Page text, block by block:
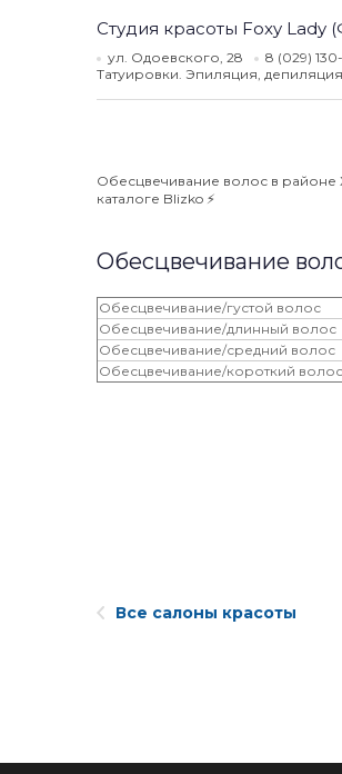
Студия красоты Foxy Lady
ул. Одоевского, 28 8 (029)
Татуировки. Эпиляция,
Обесцвечивание волос в районе
каталоге Blizko ⚡️
Обесцвечивание
Обесцвечивание/густой волос
Обесцвечивание/длинный волос
Обесцвечивание/средний волос
Обесцвечивание/короткий волос
Все салоны красоты